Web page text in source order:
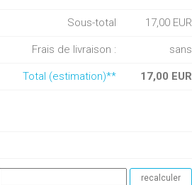
Sous-total 17,00 EUR
Frais de livraison : sans
Total (estimation)** 17,00 EUR